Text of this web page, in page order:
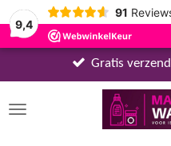
9,4
91
Gratis